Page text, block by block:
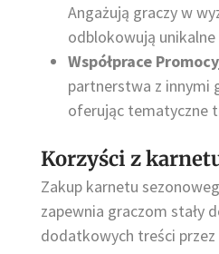
Angażują graczy w
odblokowują unikalne
Współprace
partnerstwa z innymi
oferując tematyczne
Korzyści z
Zakup karnetu
zapewnia graczom stały
dodatkowych treści przez